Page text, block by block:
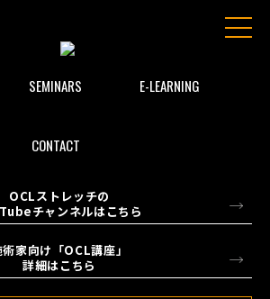
SEMINARS E-LEARNING
CONTACT
OCLストレッチの
チャンネルはこちら
家向け「OCL講座」
詳細はこちら